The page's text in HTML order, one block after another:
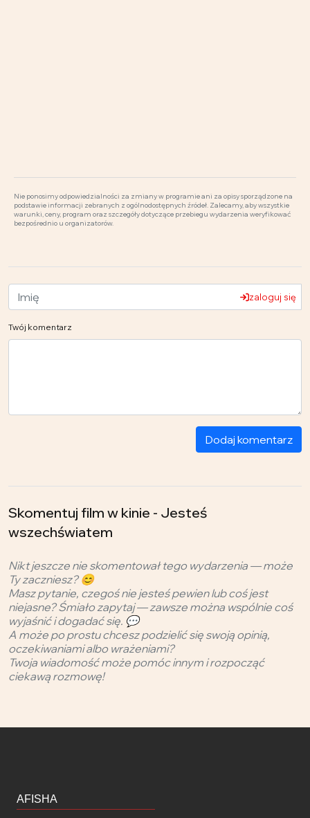
Nie ponosimy odpowiedzialności za zmiany w programie ani za opisy sporządzone na
podstawie informacji zebranych z ogólnodostępnych źródeł. Zalecamy, aby wszystkie
warunki, ceny, program oraz szczegóły dotyczące przebiegu wydarzenia weryfikować
bezpośrednio u organizatorów.
zaloguj się
Twój komentarz
Dodaj komentarz
Skomentuj film w kinie - Jesteś
wszechświatem
Nikt jeszcze nie skomentował tego wydarzenia — może
Ty zaczniesz? 😊
Masz pytanie, czegoś nie jesteś pewien lub coś jest
niejasne? Śmiało zapytaj — zawsze można wspólnie coś
wyjaśnić i dogadać się. 💬
A może po prostu chcesz podzielić się swoją opinią,
oczekiwaniami albo wrażeniami?
Twoja wiadomość może pomóc innym i rozpocząć
ciekawą rozmowę!
AFISHA